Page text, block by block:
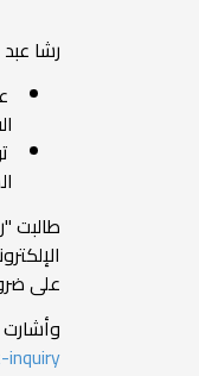
رشا
طالبت
على
وأشارت